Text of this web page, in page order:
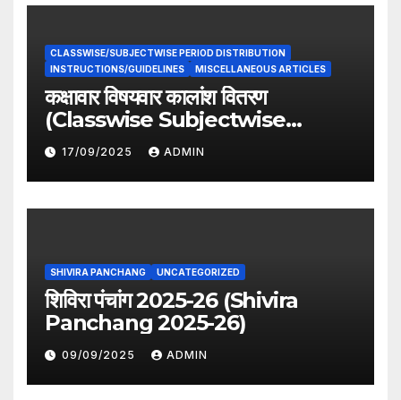
CLASSWISE/SUBJECTWISE PERIOD DISTRIBUTION
INSTRUCTIONS/GUIDELINES
MISCELLANEOUS ARTICLES
कक्षावार विषयवार कालांश वितरण
(Classwise Subjectwise
period distribution)
17/09/2025 ADMIN
SHIVIRA PANCHANG UNCATEGORIZED
शिविरा पंचांग 2025-26 (Shivira
Panchang 2025-26)
09/09/2025 ADMIN